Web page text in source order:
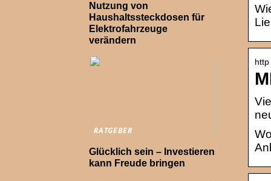
Nutzung von
Haushaltssteckdosen für
Elektrofahrzeuge
verändern
RATGEBER
Glücklich sein – Investieren
kann Freude bringen